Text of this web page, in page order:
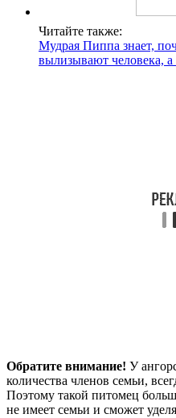
Читайте также:
Мудрая Пиппа знает,
вылизывают человека,
Обратите внимание! У
количества членов семьи,
Поэтому такой питомец
не имеет семьи и сможет